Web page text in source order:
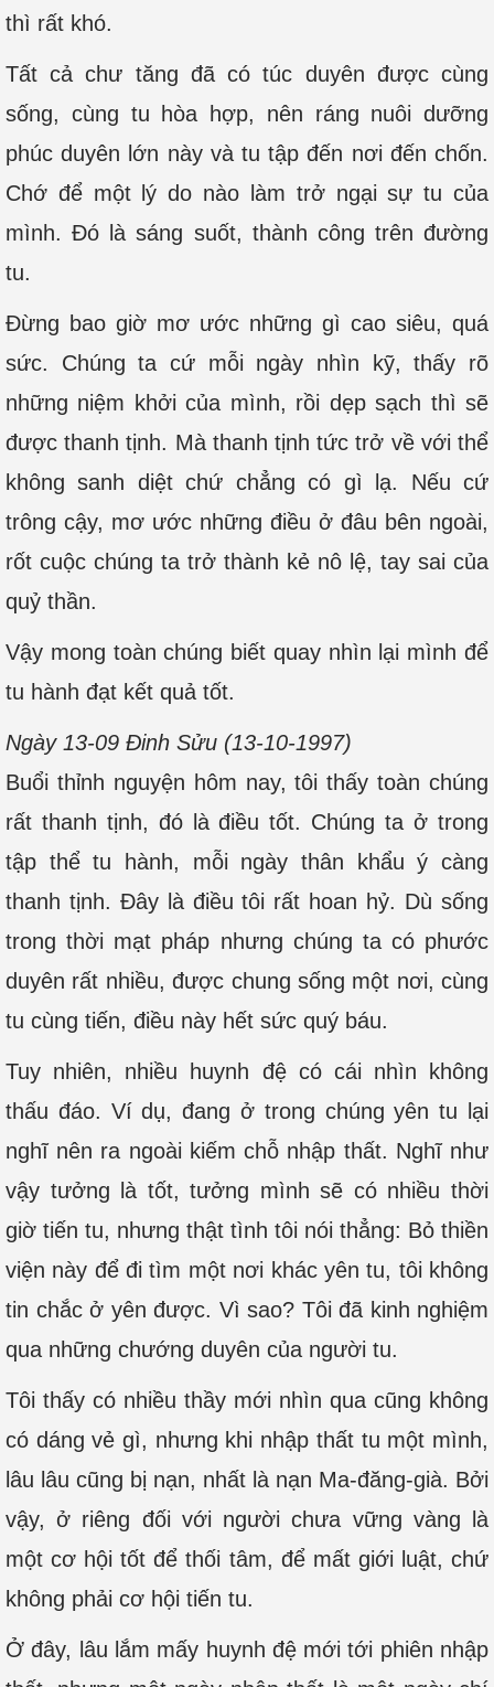
thì rất khó.
Tất cả chư tăng đã có túc duyên được cùng
sống, cùng tu hòa hợp, nên ráng nuôi dưỡng
phúc duyên lớn này và tu tập đến nơi đến chốn.
Chớ để một lý do nào làm trở ngại sự tu của
mình. Đó là sáng suốt, thành công trên đường
tu.
Đừng bao giờ mơ ước những gì cao siêu, quá
sức. Chúng ta cứ mỗi ngày nhìn kỹ, thấy rõ
những niệm khởi của mình, rồi dẹp sạch thì sẽ
được thanh tịnh. Mà thanh tịnh tức trở về với thể
không sanh diệt chứ chẳng có gì lạ. Nếu cứ
trông cậy, mơ ước những điều ở đâu bên ngoài,
rốt cuộc chúng ta trở thành kẻ nô lệ, tay sai của
quỷ thần.
Vậy mong toàn chúng biết quay nhìn lại mình để
tu hành đạt kết quả tốt.
Ngày 13-09 Đinh Sửu (13-10-1997)
Buổi thỉnh nguyện hôm nay, tôi thấy toàn chúng
rất thanh tịnh, đó là điều tốt. Chúng ta ở trong
tập thể tu hành, mỗi ngày thân khẩu ý càng
thanh tịnh. Đây là điều tôi rất hoan hỷ. Dù sống
trong thời mạt pháp nhưng chúng ta có phước
duyên rất nhiều, được chung sống một nơi, cùng
tu cùng tiến, điều này hết sức quý báu.
Tuy nhiên, nhiều huynh đệ có cái nhìn không
thấu đáo. Ví dụ, đang ở trong chúng yên tu lại
nghĩ nên ra ngoài kiếm chỗ nhập thất. Nghĩ như
vậy tưởng là tốt, tưởng mình sẽ có nhiều thời
giờ tiến tu, nhưng thật tình tôi nói thẳng: Bỏ thiền
viện này để đi tìm một nơi khác yên tu, tôi không
tin chắc ở yên được. Vì sao? Tôi đã kinh nghiệm
qua những chướng duyên của người tu.
Tôi thấy có nhiều thầy mới nhìn qua cũng không
có dáng vẻ gì, nhưng khi nhập thất tu một mình,
lâu lâu cũng bị nạn, nhất là nạn Ma-đăng-già. Bởi
vậy, ở riêng đối với người chưa vững vàng là
một cơ hội tốt để thối tâm, để mất giới luật, chứ
không phải cơ hội tiến tu.
Ở đây, lâu lắm mấy huynh đệ mới tới phiên nhập